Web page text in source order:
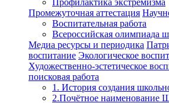
Профилактика экстремизма
Промежуточная аттестация
Воспитательная работа
Всероссийская олимпиада
Медиа ресурсы и периодика
воспитание Экологическое
Художественно-эстетическое
поисковая работа
1. История создания
2.Почётное наименование